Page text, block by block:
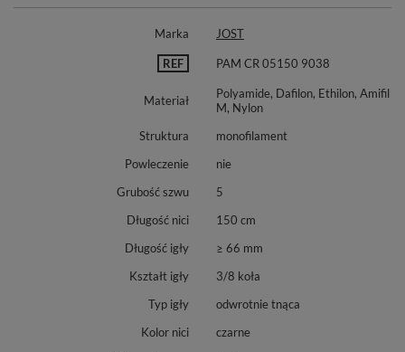
Marka JOST
REF PAM CR 05150 9038
Materiał
Polyamide, Dafilon, Ethilon, Amifil
M, Nylon
Struktura
monofilament
Powleczenie
nie
Grubość szwu
5
Długość nici
150 cm
Długość igły
≥ 66 mm
Kształt igły
3/8 koła
Typ igły
odwrotnie tnąca
Kolor nici
czarne